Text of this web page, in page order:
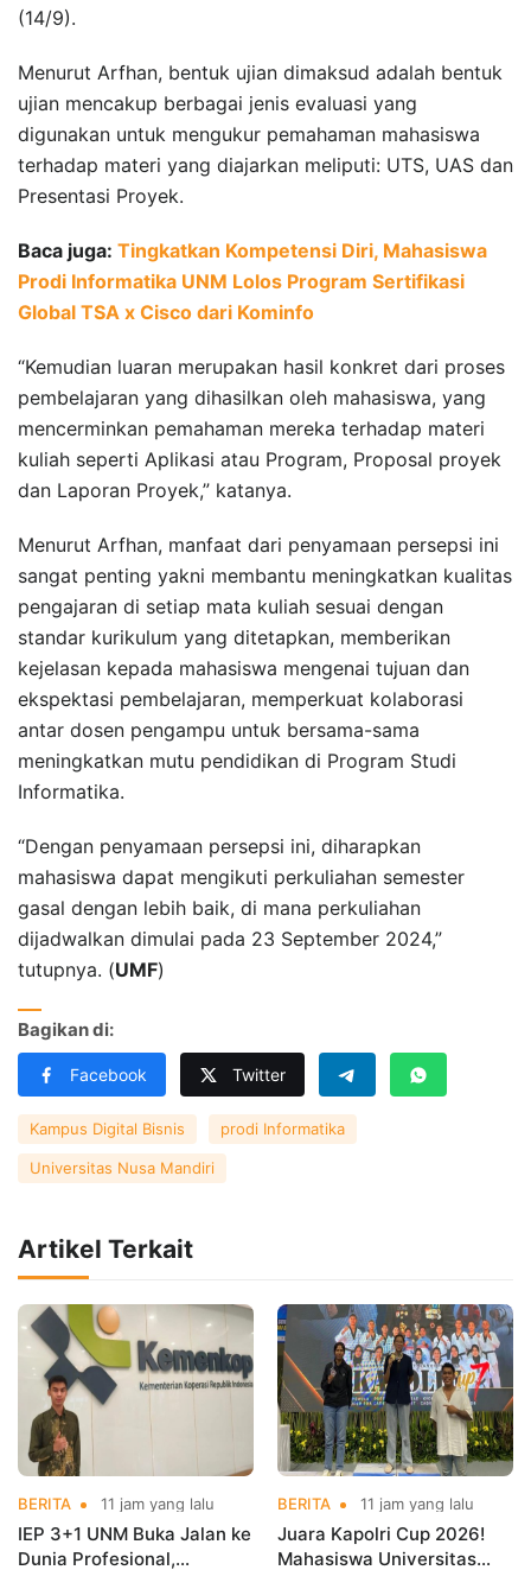
(14/9).
Menurut Arfhan, bentuk ujian dimaksud adalah bentuk
ujian mencakup berbagai jenis evaluasi yang
digunakan untuk mengukur pemahaman mahasiswa
terhadap materi yang diajarkan meliputi: UTS, UAS dan
Presentasi Proyek.
Baca juga: Tingkatkan Kompetensi Diri, Mahasiswa
Prodi Informatika UNM Lolos Program Sertifikasi
Global TSA x Cisco dari Kominfo
“Kemudian luaran merupakan hasil konkret dari proses
pembelajaran yang dihasilkan oleh mahasiswa, yang
mencerminkan pemahaman mereka terhadap materi
kuliah seperti Aplikasi atau Program, Proposal proyek
dan Laporan Proyek,” katanya.
Menurut Arfhan, manfaat dari penyamaan persepsi ini
sangat penting yakni membantu meningkatkan kualitas
pengajaran di setiap mata kuliah sesuai dengan
standar kurikulum yang ditetapkan, memberikan
kejelasan kepada mahasiswa mengenai tujuan dan
ekspektasi pembelajaran, memperkuat kolaborasi
antar dosen pengampu untuk bersama-sama
meningkatkan mutu pendidikan di Program Studi
Informatika.
“Dengan penyamaan persepsi ini, diharapkan
mahasiswa dapat mengikuti perkuliahan semester
gasal dengan lebih baik, di mana perkuliahan
dijadwalkan dimulai pada 23 September 2024,”
tutupnya. (UMF)
Bagikan di:
Facebook Twitter
Kampus Digital Bisnis prodi Informatika
Universitas Nusa Mandiri
Artikel Terkait
BERITA 11 jam yang lalu
IEP 3+1 UNM Buka Jalan ke
Dunia Profesional,
BERITA 11 jam yang lalu
Juara Kapolri Cup 2026!
Mahasiswa Universitas